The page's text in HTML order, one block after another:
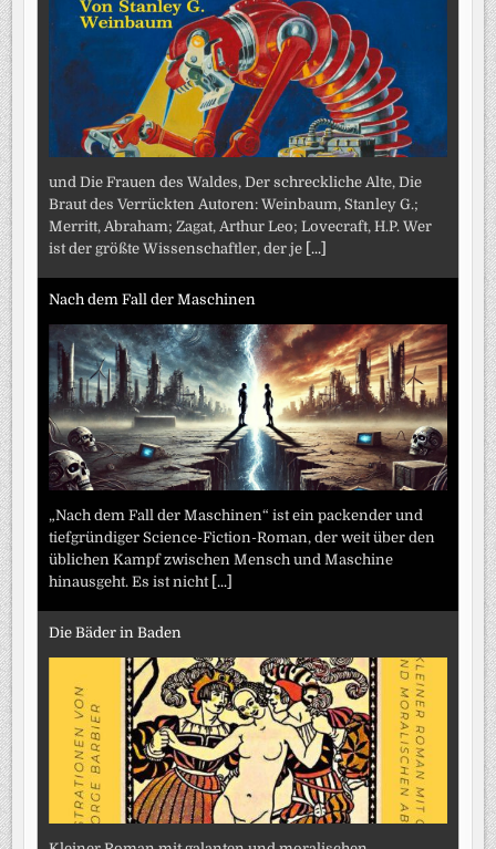
und Die Frauen des Waldes, Der schreckliche Alte, Die
Braut des Verrückten Autoren: Weinbaum, Stanley G.;
Merritt, Abraham; Zagat, Arthur Leo; Lovecraft, H.P. Wer
ist der größte Wissenschaftler, der je [...]
Nach dem Fall der Maschinen
„Nach dem Fall der Maschinen“ ist ein packender und
tiefgründiger Science-Fiction-Roman, der weit über den
üblichen Kampf zwischen Mensch und Maschine
hinausgeht. Es ist nicht [...]
Die Bäder in Baden